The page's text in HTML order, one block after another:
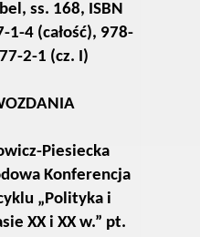
ss. 168, ISBN
1-4 (całość), 978-
2-1 (cz. I)
Piesiecka
Konferencja
„Polityka i
XX i XX w.” pt.